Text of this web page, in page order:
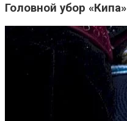
Головной убор «Кипа»